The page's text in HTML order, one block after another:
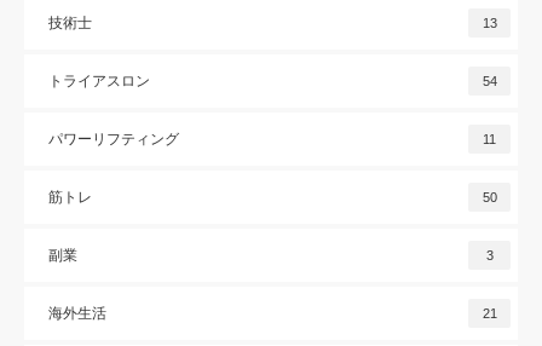
技術士 13
トライアスロン 54
パワーリフティング 11
筋トレ 50
副業 3
海外生活 21